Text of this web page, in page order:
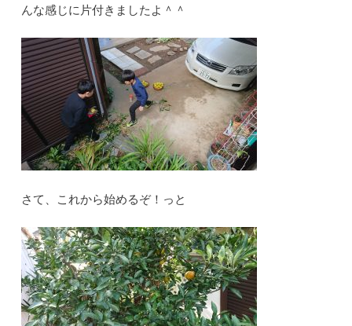
んな感じに片付きましたよ＾＾
さて、これから始めるぞ！っと